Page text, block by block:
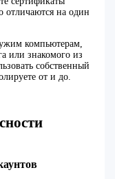
на один
компьютерам,
или знакомого из
собственный
от и до.